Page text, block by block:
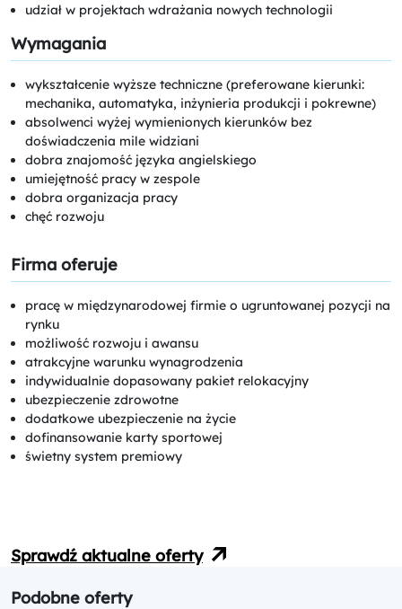
udział w projektach wdrażania nowych technologii
Wymagania
wykształcenie wyższe techniczne (preferowane kierunki:
mechanika, automatyka, inżynieria produkcji i pokrewne)
absolwenci wyżej wymienionych kierunków bez
doświadczenia mile widziani
dobra znajomość języka angielskiego
umiejętność pracy w zespole
dobra organizacja pracy
chęć rozwoju
Firma oferuje
pracę w międzynarodowej firmie o ugruntowanej pozycji na
rynku
możliwość rozwoju i awansu
atrakcyjne warunku wynagrodzenia
indywidualnie dopasowany pakiet relokacyjny
ubezpieczenie zdrowotne
dodatkowe ubezpieczenie na życie
dofinansowanie karty sportowej
świetny system premiowy
Sprawdź aktualne oferty
Podobne oferty